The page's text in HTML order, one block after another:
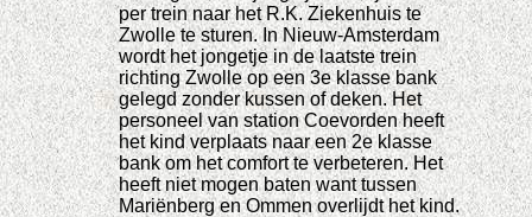
per trein naar het R.K. Ziekenhuis te
Zwolle te sturen. In Nieuw-Amsterdam
wordt het jongetje in de laatste trein
richting Zwolle op een 3e klasse bank
gelegd zonder kussen of deken. Het
personeel van station Coevorden heeft
het kind verplaats naar een 2e klasse
bank om het comfort te verbeteren. Het
heeft niet mogen baten want tussen
Mariënberg en Ommen overlijdt het kind.